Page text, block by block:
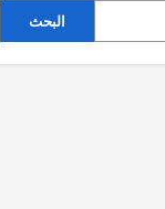
البحث